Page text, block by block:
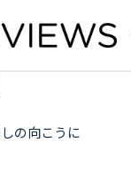
の向こうに